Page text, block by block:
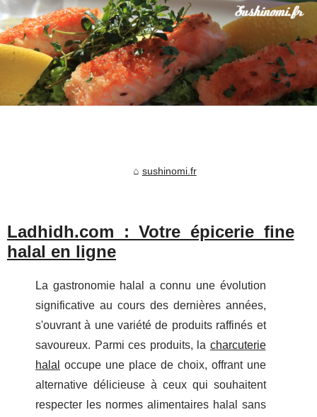
sushinomi.fr
Ladhidh.com : Votre épicerie fine
halal en ligne
La gastronomie halal a connu une évolution
significative au cours des dernières années,
s'ouvrant à une variété de produits raffinés et
savoureux. Parmi ces produits, la charcuterie
halal
occupe une place de choix, offrant une
alternative délicieuse à ceux qui souhaitent
respecter les normes alimentaires halal sans